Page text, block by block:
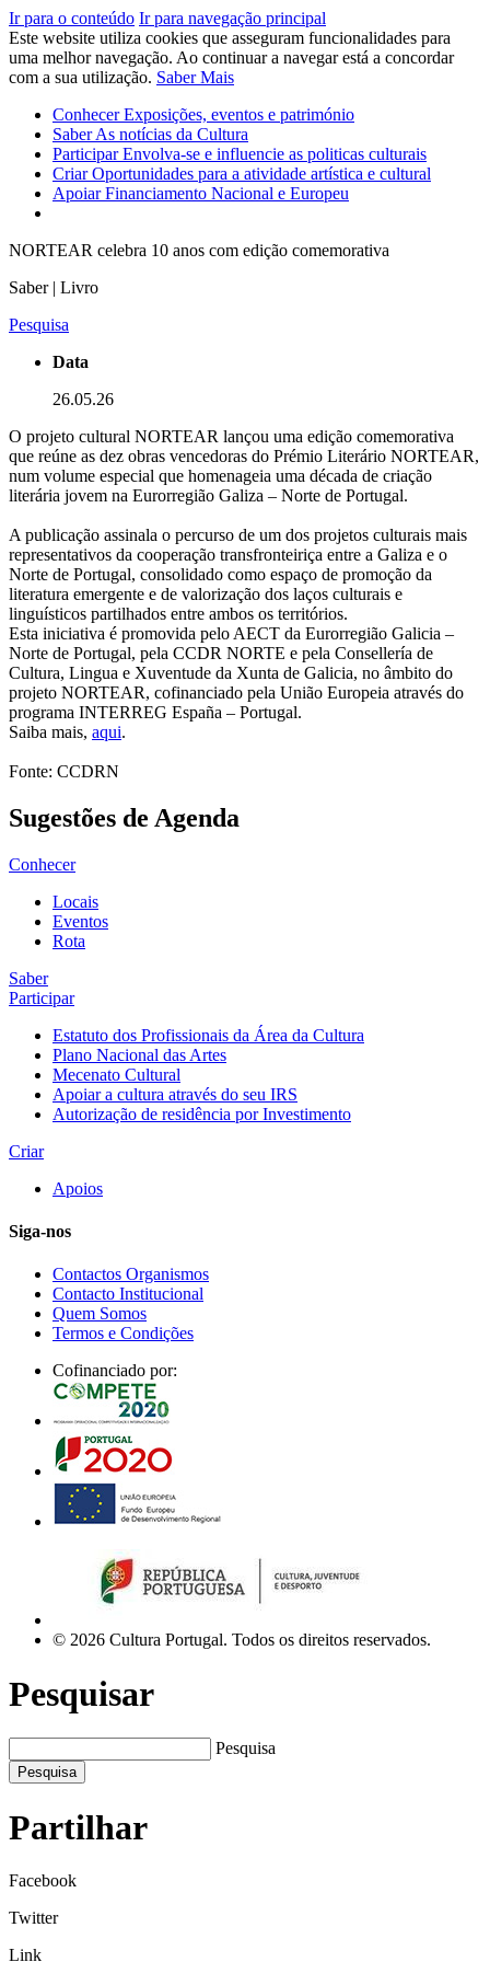
Ir para o conteúdo Ir para navegação principal
Este website utiliza cookies que asseguram funcionalidades para
uma melhor navegação. Ao continuar a navegar está a concordar
com a sua utilização. Saber Mais
ConhecerExposições, eventos e património
SaberAs notícias da Cultura
ParticiparEnvolva-se e influencie as politicas culturais
CriarOportunidades para a atividade artística e cultural
ApoiarFinanciamento Nacional e Europeu
NORTEAR celebra 10 anos com edição comemorativa
Saber | Livro
Pesquisa
Data
26.05.26
O projeto cultural NORTEAR lançou uma edição comemorativa
que reúne as dez obras vencedoras do Prémio Literário NORTEAR,
num volume especial que homenageia uma década de criação
literária jovem na Eurorregião Galiza – Norte de Portugal.
A publicação assinala o percurso de um dos projetos culturais mais
representativos da cooperação transfronteiriça entre a Galiza e o
Norte de Portugal, consolidado como espaço de promoção da
literatura emergente e de valorização dos laços culturais e
linguísticos partilhados entre ambos os territórios.
Esta iniciativa é promovida pelo AECT da Eurorregião Galicia –
Norte de Portugal, pela CCDR NORTE e pela Consellería de
Cultura, Lingua e Xuventude da Xunta de Galicia, no âmbito do
projeto NORTEAR, cofinanciado pela União Europeia através do
programa INTERREG España – Portugal.
Saiba mais, aqui.
Fonte: CCDRN
Sugestões de Agenda
Conhecer
Locais
Eventos
Rota
Saber
Participar
Estatuto dos Profissionais da Área da Cultura
Plano Nacional das Artes
Mecenato Cultural
Apoiar a cultura através do seu IRS
Autorização de residência por Investimento
Criar
Apoios
Siga-nos
Contactos Organismos
Contacto Institucional
Quem Somos
Termos e Condições
Cofinanciado por:
© 2026 Cultura Portugal. Todos os direitos reservados.
Pesquisar
Pesquisa
Pesquisa
Partilhar
Facebook
Twitter
Link